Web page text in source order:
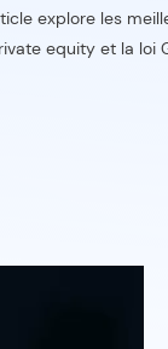
explore les
equity et la loi